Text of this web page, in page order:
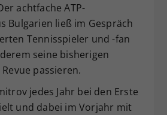
achtfache ATP-
Bulgarien ließ im Gespräch
Tennisspieler und -fan
seine bisherigen
passieren.
jedes Jahr bei den Erste
und dabei im Vorjahr mit